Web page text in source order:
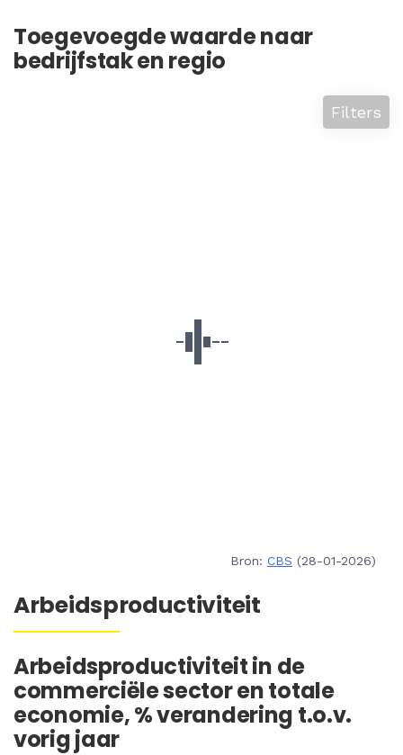
Toegevoegde waarde naar
bedrijfstak en regio
Filters
Bron: CBS (28-01-2026)
Arbeidsproductiviteit
Arbeidsproductiviteit in de
commerciële sector en totale
economie, % verandering t.o.v.
vorig jaar